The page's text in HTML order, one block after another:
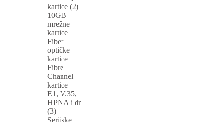
kartice (2)
10GB
mrežne
kartice
Fiber
optičke
kartice
Fibre
Channel
kartice
E1, V.35,
HPNA i dr
(3)
Serijske